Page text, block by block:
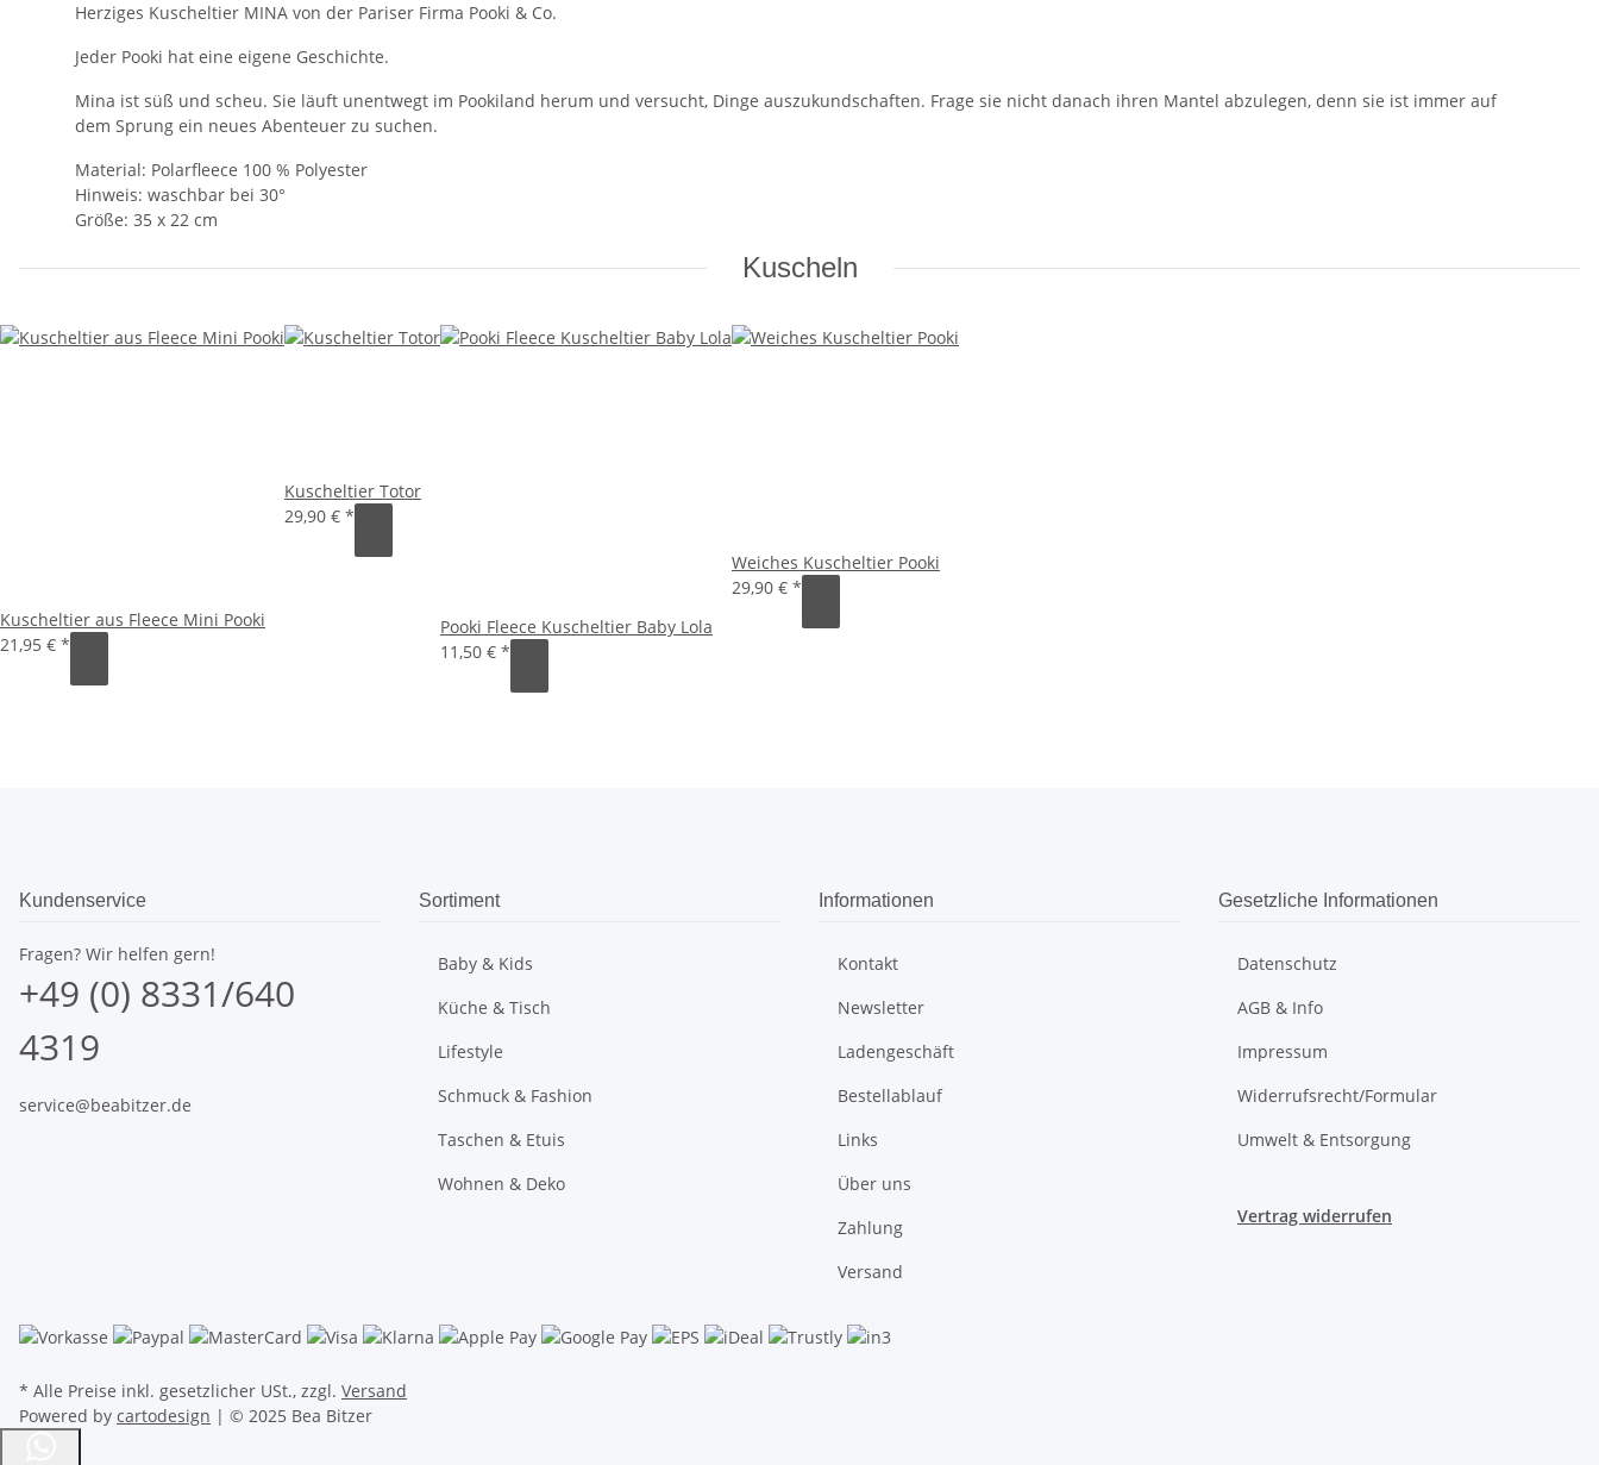
Herziges Kuscheltier MINA von der Pariser Firma Pooki & Co.
Jeder Pooki hat eine eigene Geschichte.
Mina ist süß und scheu. Sie läuft unentwegt im Pookiland herum und versucht, Dinge auszukundschaften. Frage sie nicht danach ihren Mantel abzulegen, denn sie ist immer auf
dem Sprung ein neues Abenteuer zu suchen.
Material: Polarfleece 100 % Polyester
Hinweis: waschbar bei 30°
Größe: 35 x 22 cm
Kuscheln
Kuscheltier aus Fleece Mini Pooki
21,95 € *
Kuscheltier Totor
29,90 € *
Pooki Fleece Kuscheltier Baby Lola
11,50 € *
Weiches Kuscheltier Pooki
29,90 € *
Kundenservice
Fragen? Wir helfen gern!
+49 (0) 8331/640
4319
service@beabitzer.de
Sortiment
Baby & Kids
Küche & Tisch
Lifestyle
Schmuck & Fashion
Taschen & Etuis
Wohnen & Deko
Informationen
Kontakt
Newsletter
Ladengeschäft
Bestellablauf
Links
Über uns
Zahlung
Versand
Gesetzliche Informationen
Datenschutz
AGB & Info
Impressum
Widerrufsrecht/Formular
Umwelt & Entsorgung
Vertrag widerrufen
* Alle Preise inkl. gesetzlicher USt., zzgl. Versand
Powered by cartodesign | © 2025 Bea Bitzer